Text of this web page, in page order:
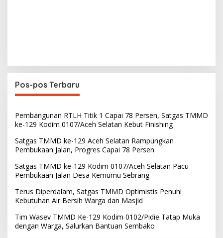
Pos-pos Terbaru
Pembangunan RTLH Titik 1 Capai 78 Persen, Satgas TMMD
ke-129 Kodim 0107/Aceh Selatan Kebut Finishing
Satgas TMMD ke-129 Aceh Selatan Rampungkan
Pembukaan Jalan, Progres Capai 78 Persen
Satgas TMMD ke-129 Kodim 0107/Aceh Selatan Pacu
Pembukaan Jalan Desa Kemumu Sebrang
Terus Diperdalam, Satgas TMMD Optimistis Penuhi
Kebutuhan Air Bersih Warga dan Masjid
Tim Wasev TMMD Ke-129 Kodim 0102/Pidie Tatap Muka
dengan Warga, Salurkan Bantuan Sembako